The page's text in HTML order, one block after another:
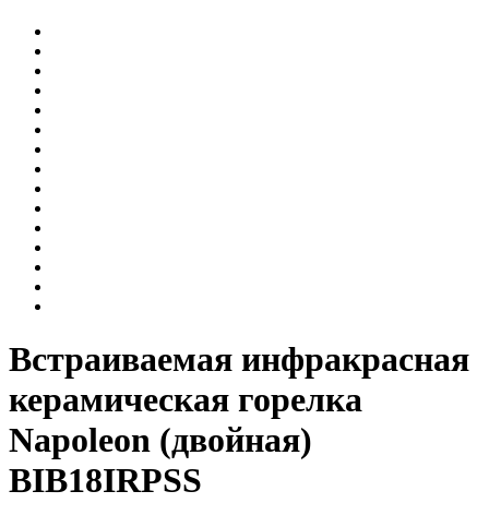
Встраиваемая инфракрасная
керамическая горелка
Napoleon (двойная)
BIB18IRPSS